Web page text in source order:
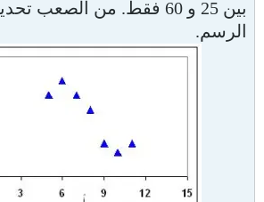
بين 25 و 60 فقط. من الصعب
الرسم.